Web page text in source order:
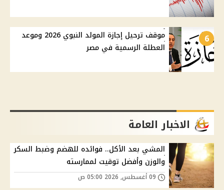
6
موقف ترحيل إجازة المولد النبوي 2026 وموعد
العطلة الرسمية في مصر
الاخبار العامة
المشي بعد الأكل.. فوائده للهضم وضبط السكر
والوزن وأفضل توقيت لممارسته